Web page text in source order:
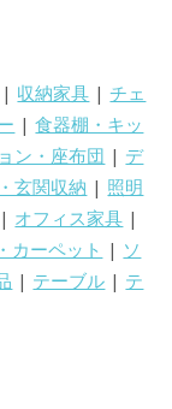
| 収納家具 |チェ
|食器棚・キッ
ン・座布団 | デ
玄関収納 | 照明
| オフィス家具 |
カーペット | ソ
| テーブル | テ